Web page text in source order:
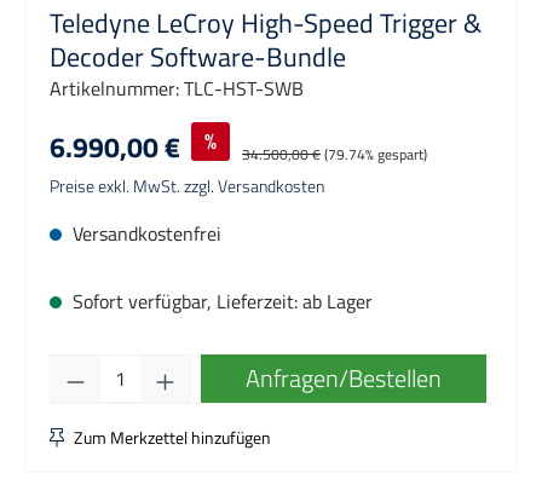
Teledyne LeCroy High-Speed Trigger &
Decoder Software-Bundle
Artikelnummer:TLC-HST-SWB
6.990,00 € % 34.500,00 €(79.74% gespart)
Preise exkl. MwSt. zzgl. Versandkosten
Versandkostenfrei
Sofort verfügbar, Lieferzeit: ab Lager
Produkt Anzahl: Gib den gewünschten
Anfragen/Bestellen
Zum Merkzettel hinzufügen